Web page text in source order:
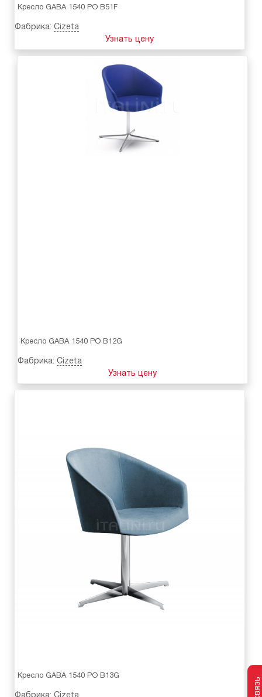
Кресло GABA 1540 PO B51F
Фабрика: Cizeta
Узнать цену
Кресло GABA 1540 PO B12G
Фабрика: Cizeta
Узнать цену
Кресло GABA 1540 PO B13G